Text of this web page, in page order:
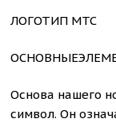
ЛОГОТИП МТС
Основа нашего
символ. Он